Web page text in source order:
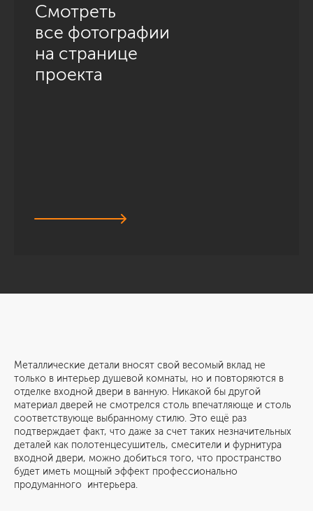
Смотреть
все фотографии
на странице
проекта
Металлические детали вносят свой весомый вклад не
только в интерьер душевой комнаты, но и повторяются в
отделке входной двери в ванную. Никакой бы другой
материал дверей не смотрелся столь впечатляюще и столь
соответствующе выбранному стилю. Это ещё раз
подтверждает факт, что даже за счет таких незначительных
деталей как полотенцесушитель, смесители и фурнитура
входной двери, можно добиться того, что пространство
будет иметь мощный эффект профессионально
продуманного интерьера.